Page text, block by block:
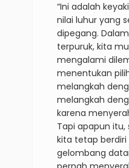
“Ini adalah
nilai luhur yang
dipegang.
terpuruk, kita
mengalami
menentukan
melangkah
melangkah
karena
Tapi apapun itu,
kita tetap berdiri
gelombang